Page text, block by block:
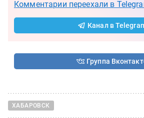
Комментарии переехали в
Канал в
Группа
ХАБАРОВСК